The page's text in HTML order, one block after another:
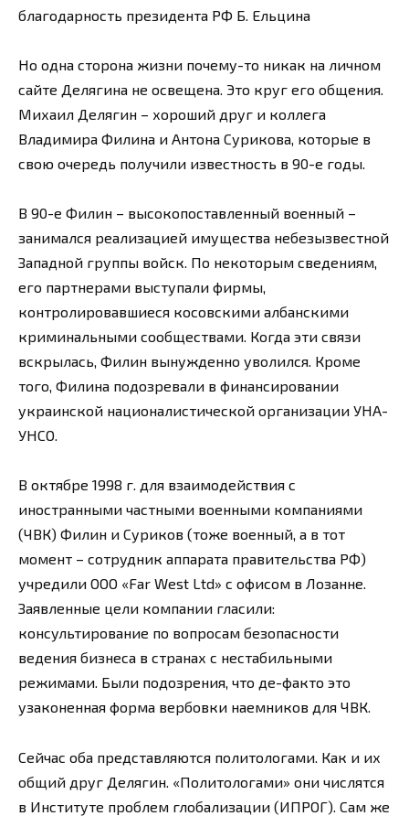
благодарность президента РФ Б. Ельцина
Но одна сторона жизни почему-то никак на личном
сайте Делягина не освещена. Это круг его общения.
Михаил Делягин – хороший друг и коллега
Владимира Филина и Антона Сурикова, которые в
свою очередь получили известность в 90-е годы.
В 90-е Филин – высокопоставленный военный –
занимался реализацией имущества небезызвестной
Западной группы войск. По некоторым сведениям,
его партнерами выступали фирмы,
контролировавшиеся косовскими албанскими
криминальными сообществами. Когда эти связи
вскрылась, Филин вынужденно уволился. Кроме
того, Филина подозревали в финансировании
украинской националистической организации УНА-
УНСО.
В октябре 1998 г. для взаимодействия с
иностранными частными военными компаниями
(ЧВК) Филин и Суриков (тоже военный, а в тот
момент – сотрудник аппарата правительства РФ)
учредили ООО «Far West Ltd» с офисом в Лозанне.
Заявленные цели компании гласили:
консультирование по вопросам безопасности
ведения бизнеса в странах с нестабильными
режимами. Были подозрения, что де-факто это
узаконенная форма вербовки наемников для ЧВК.
Сейчас оба представляются политологами. Как и их
общий друг Делягин. «Политологами» они числятся
в Институте проблем глобализации (ИПРОГ). Сам же